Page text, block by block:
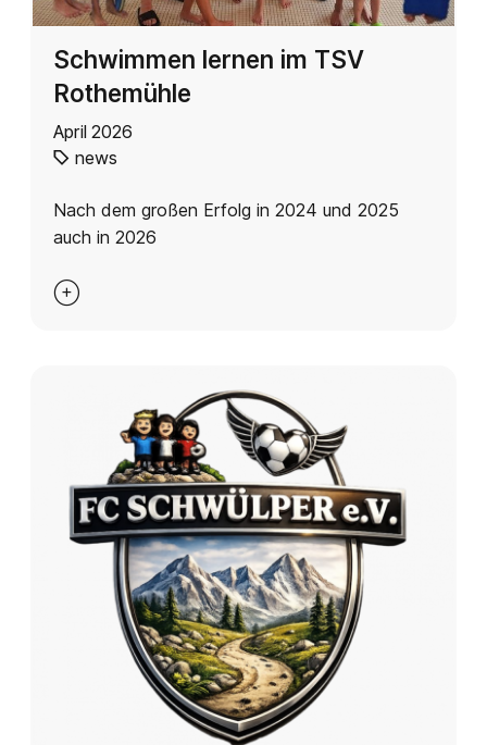
Schwimmen lernen im TSV
Rothemühle
April 2026
news
Nach dem großen Erfolg in 2024 und 2025
auch in 2026
